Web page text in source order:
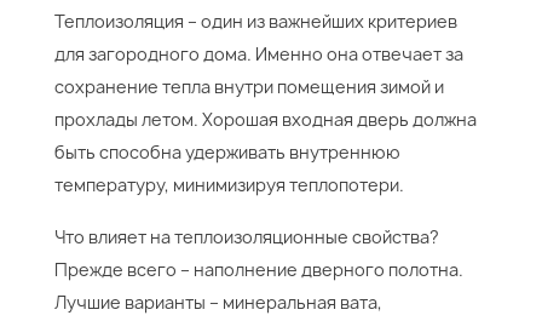
Теплоизоляция – один из важнейших критериев
для загородного дома. Именно она отвечает за
сохранение тепла внутри помещения зимой и
прохлады летом. Хорошая входная дверь должна
быть способна удерживать внутреннюю
температуру, минимизируя теплопотери.
Что влияет на теплоизоляционные свойства?
Прежде всего – наполнение дверного полотна.
Лучшие варианты – минеральная вата,